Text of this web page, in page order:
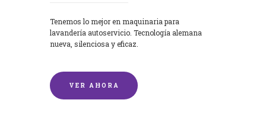
Tenemos lo mejor en maquinaria para
lavandería autoservicio. Tecnología alemana
nueva, silenciosa y eficaz.
VER AHORA